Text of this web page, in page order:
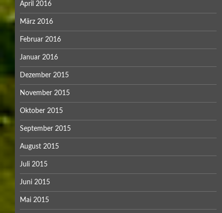
April 2016
März 2016
Februar 2016
Januar 2016
Dezember 2015
November 2015
Oktober 2015
September 2015
August 2015
Juli 2015
Juni 2015
Mai 2015